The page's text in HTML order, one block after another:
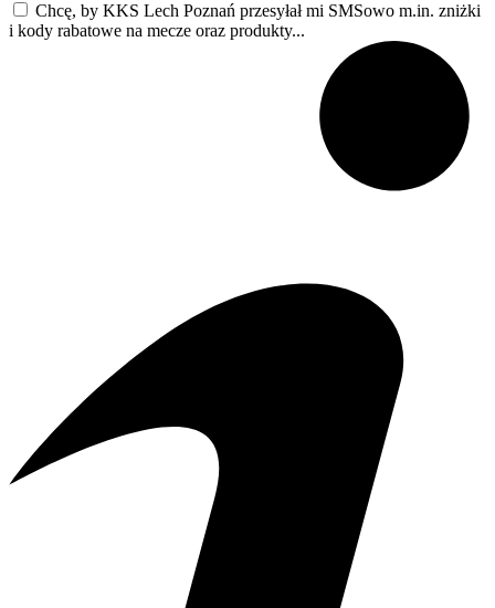
Chcę, by KKS Lech Poznań przesyłał mi SMSowo m.in. zniżki
i kody rabatowe na mecze oraz produkty...